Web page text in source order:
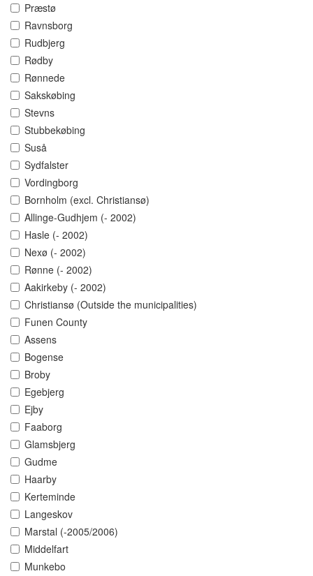
Præstø
Ravnsborg
Rudbjerg
Rødby
Rønnede
Sakskøbing
Stevns
Stubbekøbing
Suså
Sydfalster
Vordingborg
Bornholm (excl. Christiansø)
Allinge-Gudhjem (- 2002)
Hasle (- 2002)
Nexø (- 2002)
Rønne (- 2002)
Aakirkeby (- 2002)
Christiansø (Outside the municipalities)
Funen County
Assens
Bogense
Broby
Egebjerg
Ejby
Faaborg
Glamsbjerg
Gudme
Haarby
Kerteminde
Langeskov
Marstal (-2005/2006)
Middelfart
Munkebo